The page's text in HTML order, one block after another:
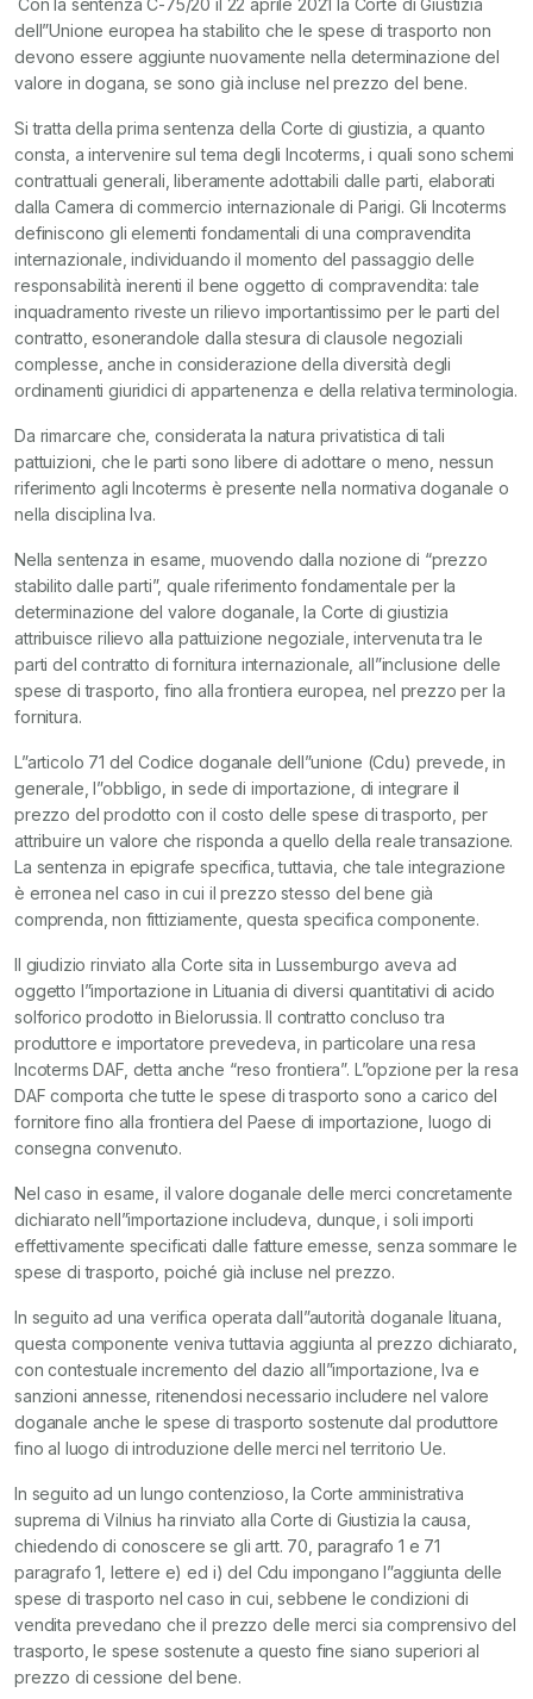
Con la sentenza C-75/20 il 22 aprile 2021 la Corte di Giustizia
dell”Unione europea ha stabilito che le spese di trasporto non
devono essere aggiunte nuovamente nella determinazione del
valore in dogana, se sono già incluse nel prezzo del bene.
Si tratta della prima sentenza della Corte di giustizia, a quanto
consta, a intervenire sul tema degli Incoterms, i quali sono schemi
contrattuali generali, liberamente adottabili dalle parti, elaborati
dalla Camera di commercio internazionale di Parigi. Gli Incoterms
definiscono gli elementi fondamentali di una compravendita
internazionale, individuando il momento del passaggio delle
responsabilità inerenti il bene oggetto di compravendita: tale
inquadramento riveste un rilievo importantissimo per le parti del
contratto, esonerandole dalla stesura di clausole negoziali
complesse, anche in considerazione della diversità degli
ordinamenti giuridici di appartenenza e della relativa terminologia.
Da rimarcare che, considerata la natura privatistica di tali
pattuizioni, che le parti sono libere di adottare o meno, nessun
riferimento agli Incoterms è presente nella normativa doganale o
nella disciplina Iva.
Nella sentenza in esame, muovendo dalla nozione di “prezzo
stabilito dalle parti”, quale riferimento fondamentale per la
determinazione del valore doganale, la Corte di giustizia
attribuisce rilievo alla pattuizione negoziale, intervenuta tra le
parti del contratto di fornitura internazionale, all”inclusione delle
spese di trasporto, fino alla frontiera europea, nel prezzo per la
fornitura.
L”articolo 71 del Codice doganale dell”unione (Cdu) prevede, in
generale, l”obbligo, in sede di importazione, di integrare il
prezzo del prodotto con il costo delle spese di trasporto, per
attribuire un valore che risponda a quello della reale transazione.
La sentenza in epigrafe specifica, tuttavia, che tale integrazione
è erronea nel caso in cui il prezzo stesso del bene già
comprenda, non fittiziamente, questa specifica componente.
Il giudizio rinviato alla Corte sita in Lussemburgo aveva ad
oggetto l”importazione in Lituania di diversi quantitativi di acido
solforico prodotto in Bielorussia. Il contratto concluso tra
produttore e importatore prevedeva, in particolare una resa
Incoterms DAF, detta anche “reso frontiera”. L”opzione per la resa
DAF comporta che tutte le spese di trasporto sono a carico del
fornitore fino alla frontiera del Paese di importazione, luogo di
consegna convenuto.
Nel caso in esame, il valore doganale delle merci concretamente
dichiarato nell”importazione includeva, dunque, i soli importi
effettivamente specificati dalle fatture emesse, senza sommare le
spese di trasporto, poiché già incluse nel prezzo.
In seguito ad una verifica operata dall”autorità doganale lituana,
questa componente veniva tuttavia aggiunta al prezzo dichiarato,
con contestuale incremento del dazio all”importazione, Iva e
sanzioni annesse, ritenendosi necessario includere nel valore
doganale anche le spese di trasporto sostenute dal produttore
fino al luogo di introduzione delle merci nel territorio Ue.
In seguito ad un lungo contenzioso, la Corte amministrativa
suprema di Vilnius ha rinviato alla Corte di Giustizia la causa,
chiedendo di conoscere se gli artt. 70, paragrafo 1 e 71
paragrafo 1, lettere e) ed i) del Cdu impongano l”aggiunta delle
spese di trasporto nel caso in cui, sebbene le condizioni di
vendita prevedano che il prezzo delle merci sia comprensivo del
trasporto, le spese sostenute a questo fine siano superiori al
prezzo di cessione del bene.